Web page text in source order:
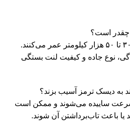
به‌طور معمول لنت‌ها بین ۳۰ تا ۵۰ هزار کیلومتر عمر می‌کنند.
نوع جاده و کیفیت لنت بستگی
ساییده می‌شوند و ممکن است
باعث تاب‌برداشتن آن شوند.